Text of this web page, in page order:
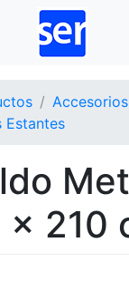
Estantes
x 210